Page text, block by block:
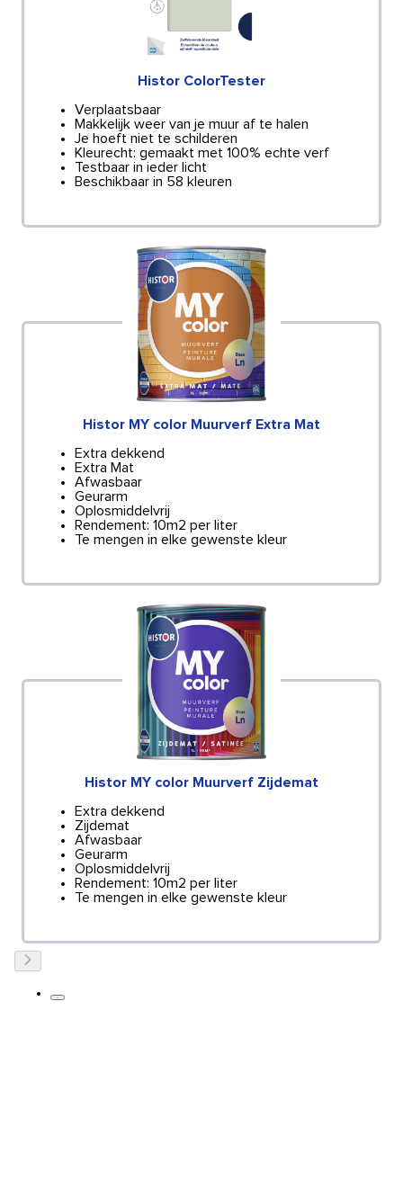
Histor ColorTester
Verplaatsbaar
Makkelijk weer van je muur af te halen
Je hoeft niet te schilderen
Kleurecht: gemaakt met 100% echte verf
Testbaar in ieder licht
Beschikbaar in 58 kleuren
Histor MY color Muurverf Extra Mat
Extra dekkend
Extra Mat
Afwasbaar
Geurarm
Oplosmiddelvrij
Rendement: 10m2 per liter
Te mengen in elke gewenste kleur
Histor MY color Muurverf Zijdemat
Extra dekkend
Zijdemat
Afwasbaar
Geurarm
Oplosmiddelvrij
Rendement: 10m2 per liter
Te mengen in elke gewenste kleur